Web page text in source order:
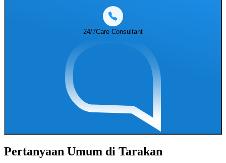
24/7Care Consultant
Pertanyaan Umum di Tarakan